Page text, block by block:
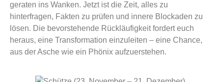
geraten ins Wanken. Jetzt ist die Zeit, alles zu
hinterfragen, Fakten zu prüfen und innere Blockaden zu
lösen. Die bevorstehende Rückläufigkeit fordert euch
heraus, eine Transformation einzuleiten – eine Chance,
aus der Asche wie ein Phönix aufzuerstehen.